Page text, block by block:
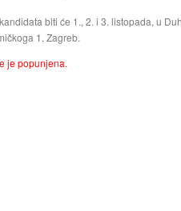
biti će 1., 2. i 3. listopada, u
1, Zagreb.
je popunjena.